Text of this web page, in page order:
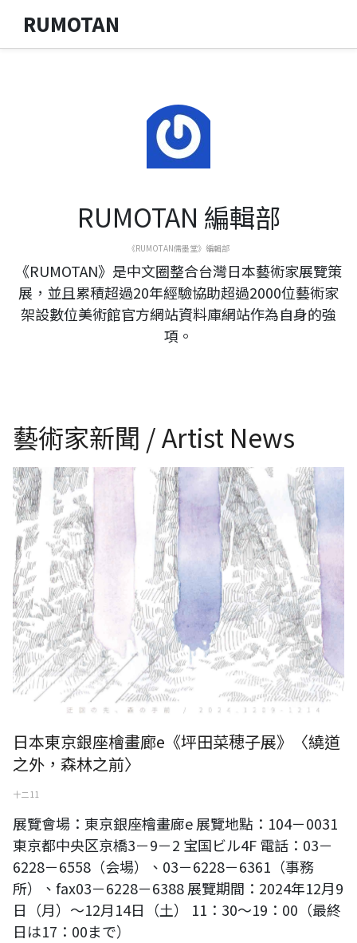
RUMOTAN
RUMOTAN 編輯部
《RUMOTAN儒墨堂》編輯部
《RUMOTAN》是中文圈整合台灣日本藝術家展覽策
展，並且累積超過20年經驗協助超過2000位藝術家
架設數位美術館官方網站資料庫網站作為自身的強
項。
藝術家新聞 / Artist News
日本東京銀座檜畫廊e《坪田菜穂子展》〈繞道之外，森林之前〉
日本東京銀座檜畫廊e《坪田菜穂子展》〈繞道
之外，森林之前〉
十二 11
展覽會場：東京銀座檜畫廊e 展覽地點：104－0031
東京都中央区京橋3－9－2 宝国ビル4F 電話：03－
6228－6558（会場）、03－6228－6361（事務
所）、fax03－6228－6388 展覽期間：2024年12月9
日（月）～12月14日（土） 11：30～19：00（最終
日は17：00まで）